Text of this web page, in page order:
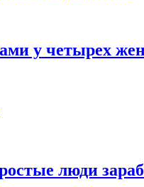
у четырех
люди